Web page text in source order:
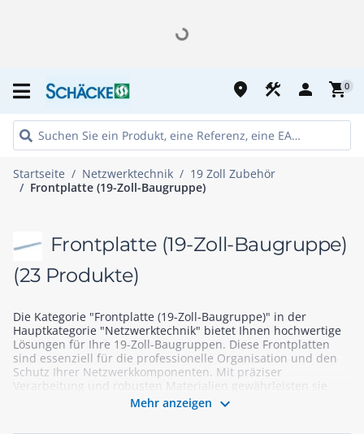
place construction person shopping_cart0
Startseite Netzwerktechnik
19 Zoll Zubehör
Frontplatte (19-Zoll-Baugruppe)
Frontplatte (19-Zoll-Baugruppe)
(23 Produkte)
Die Kategorie "Frontplatte (19-Zoll-Baugruppe)" in der
Hauptkategorie "Netzwerktechnik" bietet Ihnen hochwertige
Lösungen für Ihre 19-Zoll-Baugruppen. Diese Frontplatten
sind essenziell für die professionelle Organisation und den
Schutz Ihrer Netzwerkkomponenten. Mit präziser
Verarbeitung und robusten Materialien gewährleisten sie
eine optimale Funktionalität und Langlebigkeit. Entdecken Sie
unser Sortiment und finden Sie die passende Frontplatte für
Mehr anzeigen 